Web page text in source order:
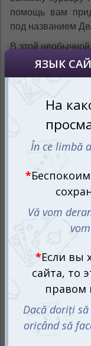
помощь вам
под названием
В этой
целые пиццы, а
определился,
службы
кто выполнит
премию.
Пиццу
Заказы должны
курьерами, и
нужными
специальные
готовые взять
с томатами.
некоторые из
заказ, чтобы